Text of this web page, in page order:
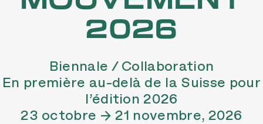
2026
Biennale / Collaboration
En première au-delà de la Suisse pour
l’édition 2026
23 octobre → 21 novembre, 2026